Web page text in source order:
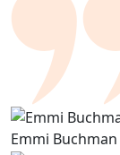
Emmi Buchman